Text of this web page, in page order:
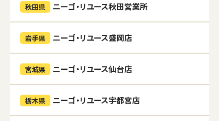
秋田県 ニーゴ・リユース秋田営業所
岩手県 ニーゴ・リユース盛岡店
宮城県 ニーゴ・リユース仙台店
栃木県 ニーゴ・リユース宇都宮店